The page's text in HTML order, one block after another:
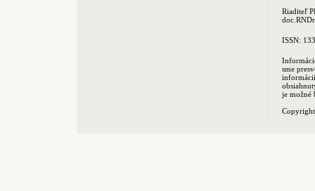
Riaditeľ
ISSN:
sme
je možné